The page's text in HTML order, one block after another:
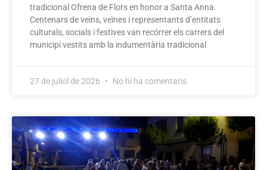
tradicional Ofrena de Flors en honor a Santa Anna.
Centenars de veïns, veïnes i representants d’entitats
culturals, socials i festives van recórrer els carrers del
municipi vestits amb la indumentària tradicional
27 de juliol de 2026 No hi ha comentaris